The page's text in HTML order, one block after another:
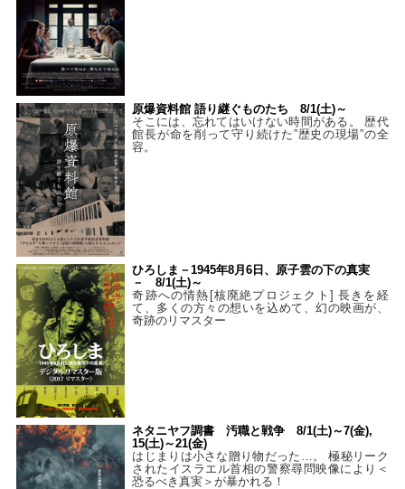
原爆資料館 語り継ぐものたち 8/1(土)～
そこには、忘れてはいけない時間がある。 歴代
館長が命を削って守り続けた”歴史の現場”の全
容。
ひろしま－1945年8月6日、原子雲の下の真実
－ 8/1(土)～
奇跡への情熱[核廃絶プロジェクト] 長きを経
て、多くの方々の想いを込めて、幻の映画が、
奇跡のリマスター
ネタニヤフ調書 汚職と戦争 8/1(土)～7(金),
15(土)～21(金)
はじまりは小さな贈り物だった…。 極秘リーク
されたイスラエル首相の警察尋問映像により＜
恐るべき真実＞が暴かれる！